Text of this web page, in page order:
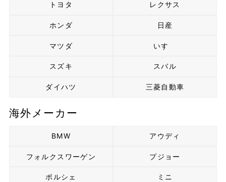
トヨタ レクサス
ホンダ 日産
マツダ いすゞ
スズキ スバル
ダイハツ 三菱自動車
海外メーカー
BMW アウディ
フォルクスワーゲン プジョー
ポルシェ ミニ